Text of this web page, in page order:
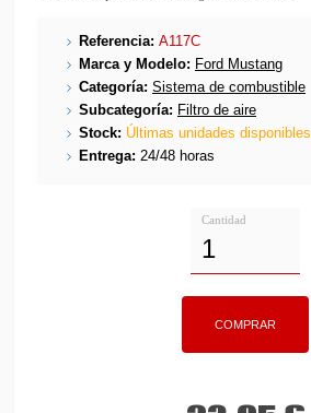
Referencia: A117C
Marca y Modelo: Ford Mustang
Categoría: Sistema de combustible
Subcategoría: Filtro de aire
Stock: Últimas unidades disponibles
Entrega: 24/48 horas
Cantidad